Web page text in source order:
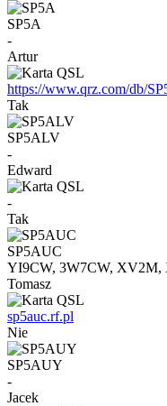
SP5A
-
Artur
https://www.qrz.com/db/
Tak
SP5ALV
-
Edward
-
Tak
SP5AUC
YI9CW, 3W7CW,
Tomasz
sp5auc.rf.pl
Nie
SP5AUY
-
Jacek